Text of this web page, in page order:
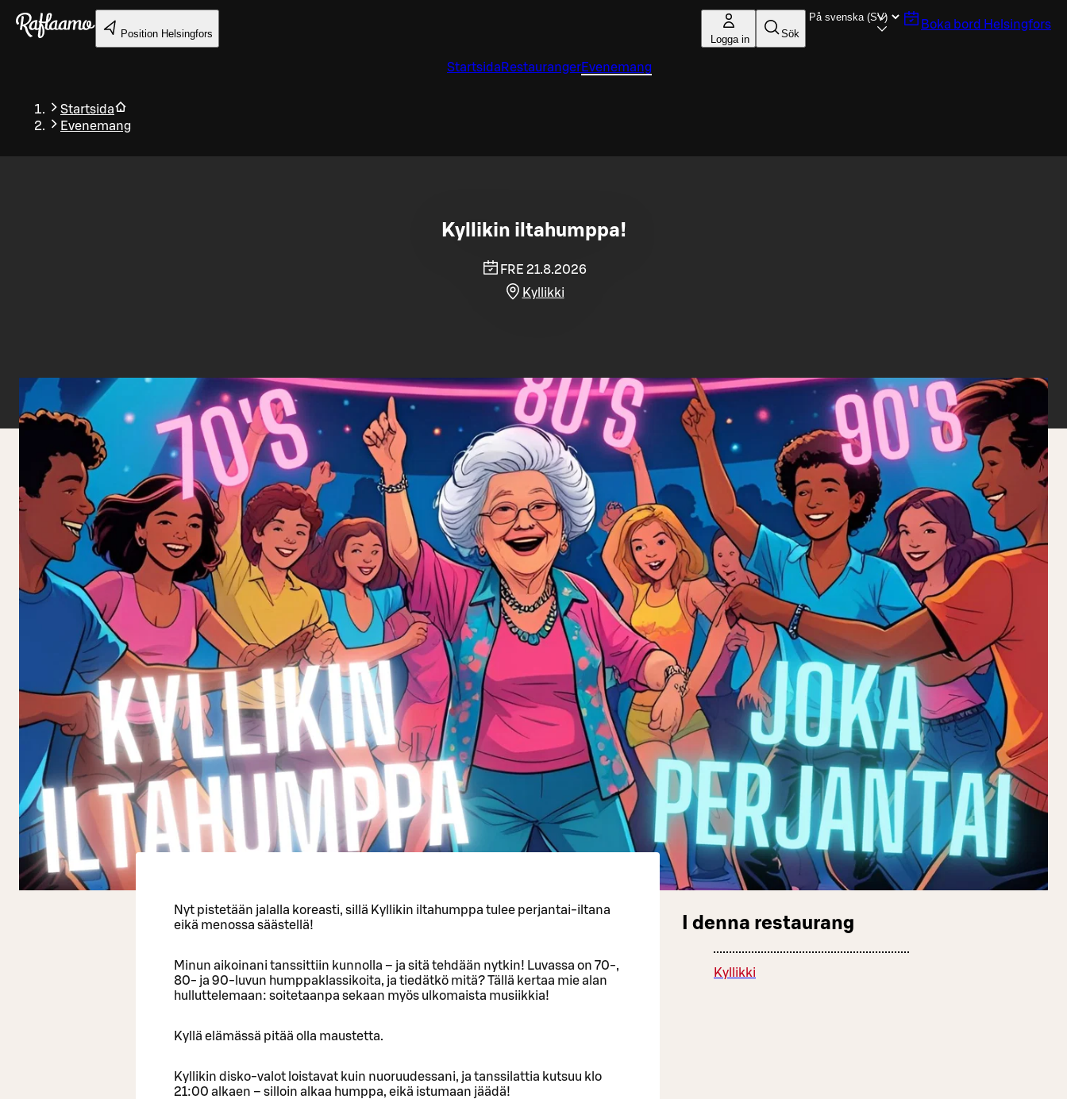
Gå till huvudinnehållet
Position Helsingfors Logga in Sök
Boka bord Helsingfors
Startsida RestaurangerEvenemang
Startsida
Evenemang
Tillbaka
Kyllikin iltahumppa!
FRE 21.8.2026
Kyllikki
Nyt pistetään jalalla koreasti, sillä Kyllikin iltahumppa tulee perjantai-iltana
eikä menossa säästellä!
Minun aikoinani tanssittiin kunnolla – ja sitä tehdään nytkin! Luvassa on 70-,
80- ja 90-luvun humppaklassikoita, ja tiedätkö mitä? Tällä kertaa mie alan
hulluttelemaan: soitetaanpa sekaan myös ulkomaista musiikkia!
Kyllä elämässä pitää olla maustetta.
Kyllikin disko-valot loistavat kuin nuoruudessani, ja tanssilattia kutsuu klo
21:00 alkaen – silloin alkaa humppa, eikä istumaan jäädä!
I denna restaurang
Kyllikki